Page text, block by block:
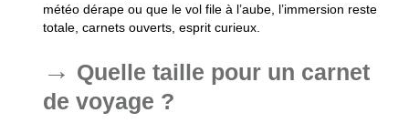
météo dérape ou que le vol file à l’aube, l’immersion reste
totale, carnets ouverts, esprit curieux.
Quelle taille pour un carnet
de voyage ?